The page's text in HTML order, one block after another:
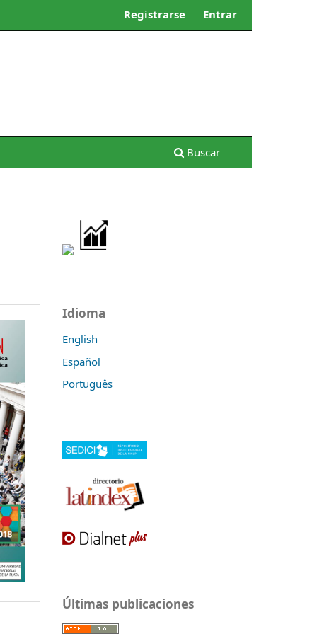
Buscar
Registrarse Entrar
Idioma
English
Español
Português
Últimas publicaciones